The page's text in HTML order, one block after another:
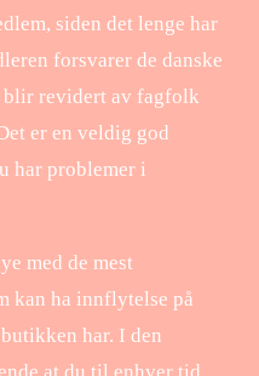
siden det lenge har
forsvarer de danske
blir revidert av fagfolk
er en veldig god
har problemer i
med de mest
kan ha innflytelse på
har. I den
at du til enhver tid